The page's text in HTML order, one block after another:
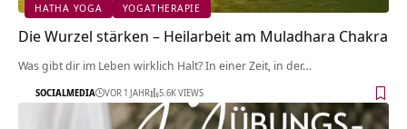
HATHA YOGA YOGATHERAPIE
Die Wurzel stärken – Heilarbeit am Muladhara Chakra
Was gibt dir im Leben wirklich Halt? In einer Zeit, in der…
SOCIALMEDIA VOR 1 JAHR 5.6K VIEWS